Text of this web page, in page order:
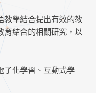
教學結合提出有效的教
育結合的相關研究，以
子化學習、互動式學